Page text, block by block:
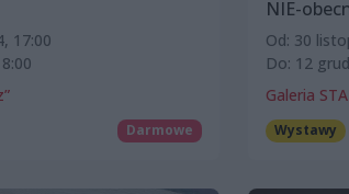
17:00
Darmowe
NIE-
Od: 30
Do: 12
Galeria
Wystawy